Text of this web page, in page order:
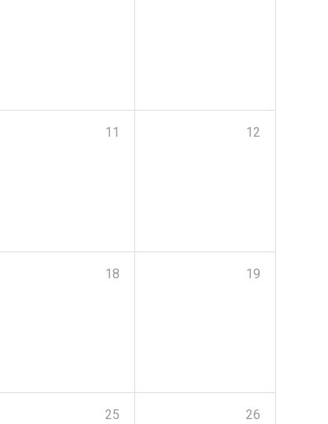
11 12
18 19
25 26